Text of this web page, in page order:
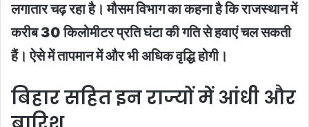
लगातार चढ़ रहा है। मौसम विभाग का कहना है कि राजस्थान में
करीब 30 किलोमीटर प्रति घंटा की गति से हवाएं चल सकती
हैं। ऐसे में तापमान में और भी अधिक वृद्धि होगी।
बिहार सहित इन राज्यों में आंधी और